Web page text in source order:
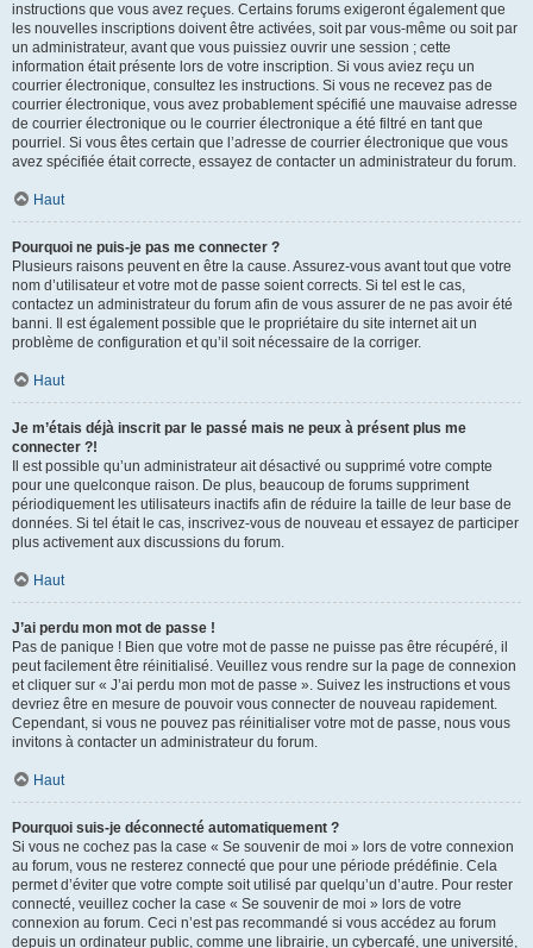
instructions que vous avez reçues. Certains forums exigeront également que
les nouvelles inscriptions doivent être activées, soit par vous-même ou soit par
un administrateur, avant que vous puissiez ouvrir une session ; cette
information était présente lors de votre inscription. Si vous aviez reçu un
courrier électronique, consultez les instructions. Si vous ne recevez pas de
courrier électronique, vous avez probablement spécifié une mauvaise adresse
de courrier électronique ou le courrier électronique a été filtré en tant que
pourriel. Si vous êtes certain que l’adresse de courrier électronique que vous
avez spécifiée était correcte, essayez de contacter un administrateur du forum.
Haut
Pourquoi ne puis-je pas me connecter ?
Plusieurs raisons peuvent en être la cause. Assurez-vous avant tout que votre
nom d’utilisateur et votre mot de passe soient corrects. Si tel est le cas,
contactez un administrateur du forum afin de vous assurer de ne pas avoir été
banni. Il est également possible que le propriétaire du site internet ait un
problème de configuration et qu’il soit nécessaire de la corriger.
Haut
Je m’étais déjà inscrit par le passé mais ne peux à présent plus me
connecter ?!
Il est possible qu’un administrateur ait désactivé ou supprimé votre compte
pour une quelconque raison. De plus, beaucoup de forums suppriment
périodiquement les utilisateurs inactifs afin de réduire la taille de leur base de
données. Si tel était le cas, inscrivez-vous de nouveau et essayez de participer
plus activement aux discussions du forum.
Haut
J’ai perdu mon mot de passe !
Pas de panique ! Bien que votre mot de passe ne puisse pas être récupéré, il
peut facilement être réinitialisé. Veuillez vous rendre sur la page de connexion
et cliquer sur « J’ai perdu mon mot de passe ». Suivez les instructions et vous
devriez être en mesure de pouvoir vous connecter de nouveau rapidement.
Cependant, si vous ne pouvez pas réinitialiser votre mot de passe, nous vous
invitons à contacter un administrateur du forum.
Haut
Pourquoi suis-je déconnecté automatiquement ?
Si vous ne cochez pas la case « Se souvenir de moi » lors de votre connexion
au forum, vous ne resterez connecté que pour une période prédéfinie. Cela
permet d’éviter que votre compte soit utilisé par quelqu’un d’autre. Pour rester
connecté, veuillez cocher la case « Se souvenir de moi » lors de votre
connexion au forum. Ceci n’est pas recommandé si vous accédez au forum
depuis un ordinateur public, comme une librairie, un cybercafé, une université,